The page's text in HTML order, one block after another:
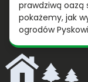
prawdziwą oazą
pokażemy, jak
ogrodów